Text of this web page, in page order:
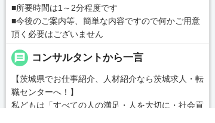
■所要時間は1～2分程度です
■今後のご案内等、簡単な内容ですので何かご用意
頂く必要はございません
message コンサルタントから一言
【茨城県でお仕事紹介、人材紹介なら茨城求人・転
職センターへ！】
私どもは「すべての人の満足・人を大切に・社会貢